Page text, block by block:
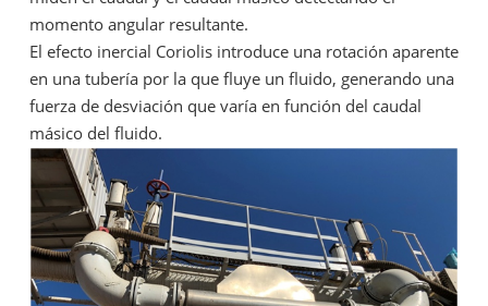
momento angular resultante.
El efecto inercial Coriolis introduce una rotación aparente
en una tubería por la que fluye un fluido, generando una
fuerza de desviación que varía en función del caudal
másico del fluido.